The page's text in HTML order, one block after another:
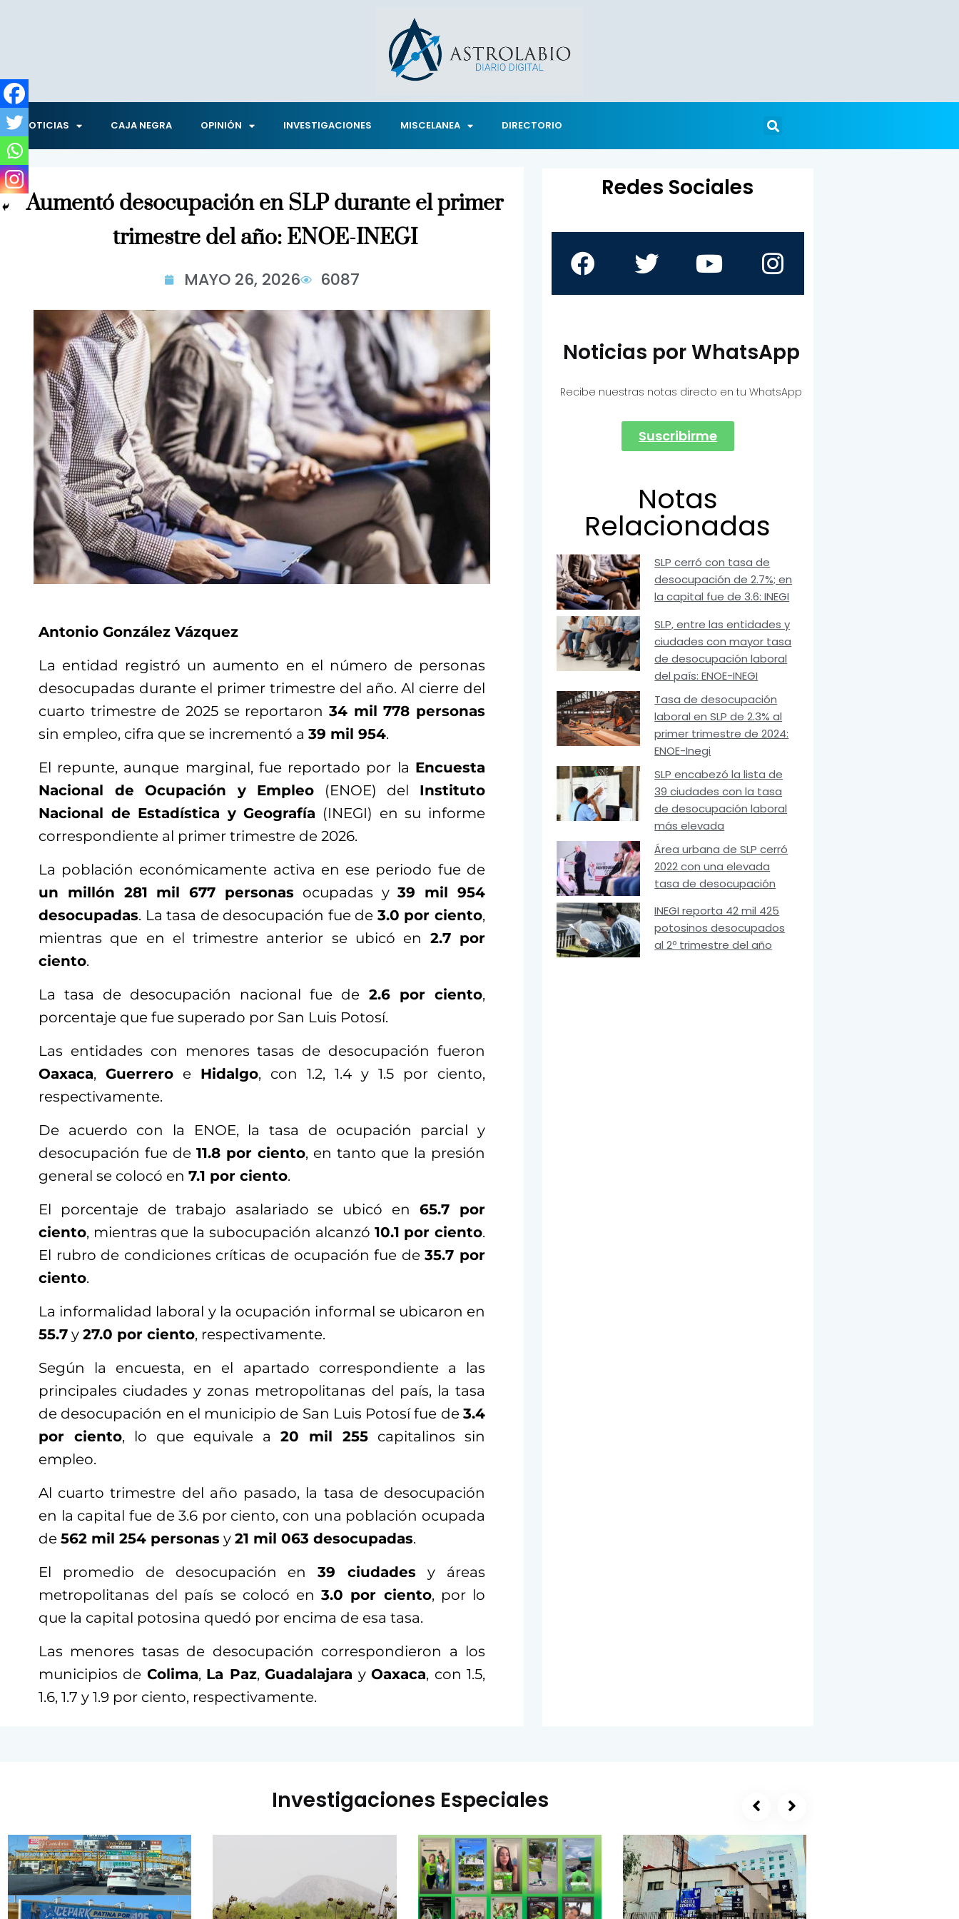
NOTICIAS CAJA NEGRA OPINIÓN INVESTIGACIONES MISCELANEA DIRECTORIO
Aumentó desocupación en SLP durante el primer
trimestre del año: ENOE-INEGI
MAYO 26, 2026 6087
Antonio González Vázquez
La entidad registró un aumento en el número de personas
desocupadas durante el primer trimestre del año. Al cierre del
cuarto trimestre de 2025 se reportaron 34 mil 778 personas
sin empleo, cifra que se incrementó a 39 mil 954.
El repunte, aunque marginal, fue reportado por la Encuesta
Nacional de Ocupación y Empleo (ENOE) del Instituto
Nacional de Estadística y Geografía (INEGI) en su informe
correspondiente al primer trimestre de 2026.
La población económicamente activa en ese periodo fue de
un millón 281 mil 677 personas ocupadas y39 mil 954
desocupadas. La tasa de desocupación fue de 3.0 por ciento,
mientras que en el trimestre anterior se ubicó en 2.7 por
ciento.
La tasa de desocupación nacional fue de 2.6 por ciento,
porcentaje que fue superado por San Luis Potosí.
Las entidades con menores tasas de desocupación fueron
Oaxaca, Guerrero e Hidalgo, con 1.2, 1.4 y 1.5 por ciento,
respectivamente.
De acuerdo con la ENOE, la tasa de ocupación parcial y
desocupación fue de 11.8 por ciento, en tanto que la presión
general se colocó en 7.1 por ciento.
El porcentaje de trabajo asalariado se ubicó en65.7 por
ciento, mientras que la subocupación alcanzó 10.1 por ciento.
El rubro de condiciones críticas de ocupación fue de35.7 por
ciento.
La informalidad laboral y la ocupación informal se ubicaron en
55.7 y 27.0 por ciento, respectivamente.
Según la encuesta, en el apartado correspondiente a las
principales ciudades y zonas metropolitanas del país, la tasa
de desocupación en el municipio de San Luis Potosí fue de 3.4
por ciento, lo que equivale a 20 mil 255 capitalinos sin
empleo.
Al cuarto trimestre del año pasado, la tasa de desocupación
en la capital fue de 3.6 por ciento, con una población ocupada
de 562 mil 254 personas y 21 mil 063 desocupadas.
El promedio de desocupación en39 ciudades y áreas
metropolitanas del país se colocó en3.0 por ciento, por lo
que la capital potosina quedó por encima de esa tasa.
Las menores tasas de desocupación correspondieron a los
municipios de Colima, La Paz,Guadalajara yOaxaca, con 1.5,
1.6, 1.7 y 1.9 por ciento, respectivamente.
Redes Sociales
Noticias por WhatsApp
Recibe nuestras notas directo en tu WhatsApp
Suscribirme
Notas
Relacionadas
SLP cerró con tasa de
desocupación de 2.7%; en
la capital fue de 3.6: INEGI
SLP, entre las entidades y
ciudades con mayor tasa
de desocupación laboral
del país: ENOE-INEGI
Tasa de desocupación
laboral en SLP de 2.3% al
primer trimestre de 2024:
ENOE-Inegi
SLP encabezó la lista de
39 ciudades con la tasa
de desocupación laboral
más elevada
Área urbana de SLP cerró
2022 con una elevada
tasa de desocupación
INEGI reporta 42 mil 425
potosinos desocupados
al 2º trimestre del año
Investigaciones Especiales